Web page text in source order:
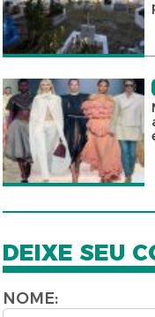
DEIXE SEU
NOME: